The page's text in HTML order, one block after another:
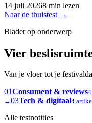
14 juli 20268 min lezen
Naar de thuistest →
Blader op onderwerp
Vier
Van je vloer tot je
01Consument & reviews
→03Tech & digitaal4
Alle testnotities